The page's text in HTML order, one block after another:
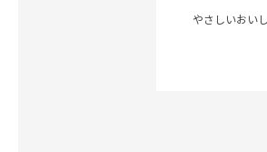
やさしいおい